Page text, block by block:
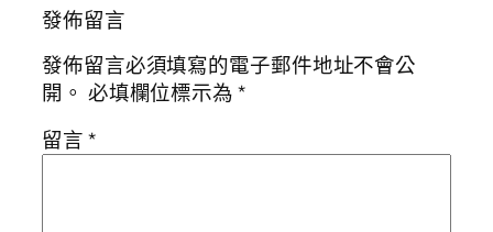
發佈留言
發佈留言必須填寫的電子郵件地址不會公
開。 必填欄位標示為*
留言*